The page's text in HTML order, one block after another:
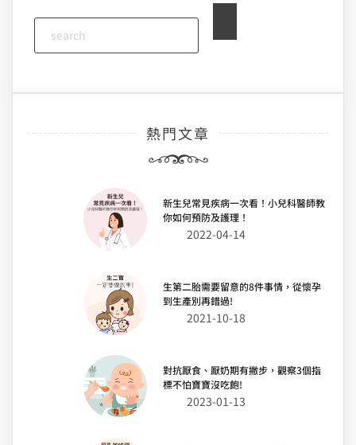
熱門文章
新生兒常見疾病一次看！小兒科醫師教
你如何預防及護理！
2022-04-14
生第二胎需要留意的8件事情，從懷孕
到生產別再錯過!
2021-10-18
對抗厭食、厭奶期有撇步，觀察3個指
標不怕寶寶沒吃飽!
2023-01-13